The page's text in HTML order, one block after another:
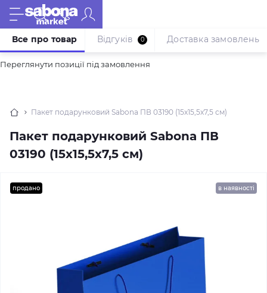
Переглянути позиції під замовлення
Пакет подарунковий Sabona ПВ 03190 (15x15,5x7,5 см)
Пакет подарунковий Sabona ПВ
03190 (15x15,5x7,5 см)
Все про товар Відгуків 0 Доставка замовлень
продано в наявності